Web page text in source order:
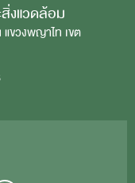
งแวดล้อม
ขวงพญาไท เขต